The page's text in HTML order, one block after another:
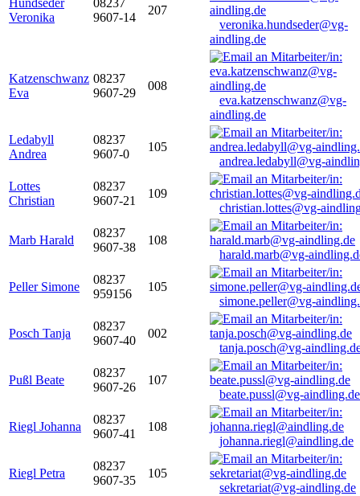
Hundseder
Veronika
08237
9607-14
207
veronika.hundseder@vg-
aindling.de
Katzenschwanz
Eva
08237
9607-29
008
eva.katzenschwanz@vg-
aindling.de
Ledabyll
Andrea
08237
9607-0
105
andrea.ledabyll@vg-
Lottes
Christian
08237
9607-21
109
christian.lottes@vg-
Marb Harald
08237
9607-38
108
harald.marb@vg-
Peller Simone
08237
959156
105
simone.peller@vg-
Posch Tanja
08237
9607-40
002
tanja.posch@vg-
Pußl Beate
08237
9607-26
107
beate.pussl@vg-aindling.de
Riegl Johanna
08237
9607-41
108
johanna.riegl@aindling.de
Riegl Petra
08237
9607-35
105
sekretariat@vg-aindling.de